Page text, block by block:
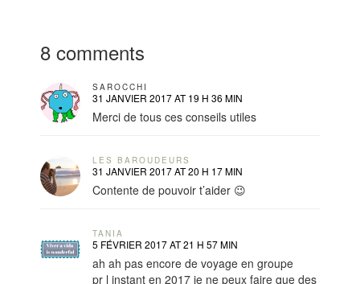
8 comments
SAROCCHI
31 JANVIER 2017 AT 19 H 36 MIN
Merci de tous ces conseils utiles
LES BAROUDEURS
31 JANVIER 2017 AT 20 H 17 MIN
Contente de pouvoir t’aider 😉
TANIA
5 FÉVRIER 2017 AT 21 H 57 MIN
ah ah pas encore de voyage en groupe
pr l instant en 2017 je ne peux faire que des